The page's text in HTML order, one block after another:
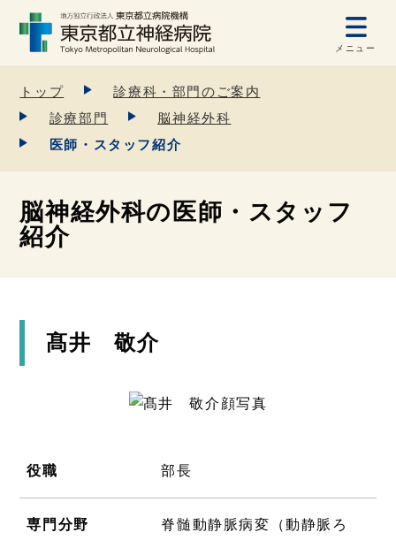
メニュー
トップ
診療科・部門のご案内
診療部門
脳神経外科
医師・スタッフ紹介
脳神経外科の医師・スタッフ
紹介
髙井 敬介
役職 部長
専門分野
脊髄動静脈病変（動静脈ろ